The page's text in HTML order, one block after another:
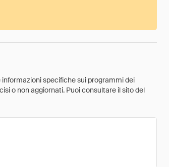
specifiche sui programmi dei
o non aggiornati. Puoi consultare il sito del